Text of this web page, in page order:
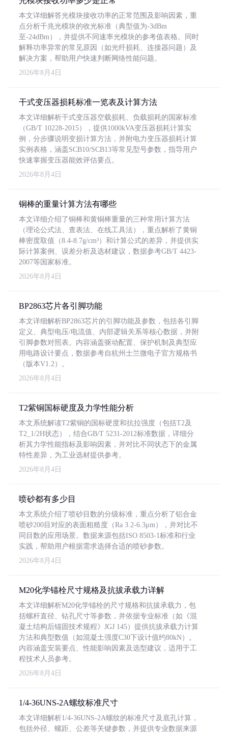
本文详细解答光模块接收功率的正常范围及影响因素，重
点分析千兆光模块的收光标准（典型值为-3dBm
至-24dBm），并提供不同速率光模块的参考值表格。同时
解释功率异常的常见原因（如光纤损耗、连接器问题）及
解决方案，帮助用户快速判断网络性能问题。
2026年8月4日
干式变压器损耗标准一览表及计算方法
本文详细解析干式变压器空载损耗、负载损耗的国家标准
（GB/T 10228-2015），提供1000kVA变压器损耗计算实
例，分步骤说明变损计算方法，并附电力变压器损耗计算
实例表格，涵盖SCB10/SCB13等常见型号参数，指导用户
快速掌握变压器能效评估要点。
2026年8月4日
铜棒的重量计算方法有哪些
本文详细介绍了铜棒和黄铜棒重量的三种常用计算方法
（理论公式法、查表法、在线工具法），重点解析了黄铜
棒密度取值（8.4-8.7g/cm³）和计算公式的差异，并提供实
际计算案例、误差分析及选材建议，数据参考GB/T 4423-
2007等国家标准。
2026年8月4日
BP2863芯片各引脚功能
本文详细解析BP2863芯片的引脚功能及参数，包括各引脚
定义、典型电压/电流值、内部逻辑关系等核心数据，并附
引脚参数对照表。内容涵盖驱动配置、保护机制及典型应
用电路设计要点，数据参考自杭州士兰微电子官方规格书
（版本V1.2）。
2026年8月4日
T2紫铜国标硬度及力学性能分析
本文系统解读T2紫铜的国标硬度和抗拉强度（包括T2及
T2_1/2H状态），结合GB/T 5231-2012标准数据，详细分
析其力学性能指标及影响因素，并对比不同状态下的金属
特性差异，为工业选材提供参考。
2026年8月4日
喷砂都有多少目
本文系统介绍了喷砂目数的分级标准，重点分析了铝合金
喷砂200目对应的表面粗糙度（Ra 3.2-6.3μm），并对比不
同目数的应用场景。数据来源包括ISO 8503-1标准和行业
实践，帮助用户根据需求选择合适的喷砂参数。
2026年8月4日
M20化学锚栓尺寸规格及抗拔承载力详解
本文详细解析M20化学锚栓的尺寸规格和抗拔承载力，包
括螺杆直径、钻孔尺寸等参数，并依据专业标准（如《混
凝土结构后锚固技术规程》JGJ 145）提供抗拔承载力计算
方法和典型数值（如混凝土强度C30下设计值约80kN）。
内容涵盖安装要点、性能影响因素及选型建议，适用于工
程技术人员参考。
2026年8月4日
1/4-36UNS-2A螺纹标准尺寸
本文详细解析1/4-36UNS-2A螺纹的标准尺寸及底孔计算，
包括外径、螺距、公差等关键参数，并提供专业数据来源